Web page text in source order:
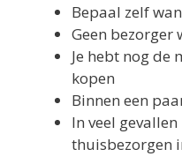
Bepaal zelf
Geen bezorger
Je hebt nog de
kopen
Binnen een
In veel
thuisbezorgen